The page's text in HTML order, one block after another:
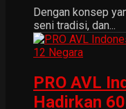
Dengan konsep
seni tradisi, dan...
PRO AVL
Hadirkan